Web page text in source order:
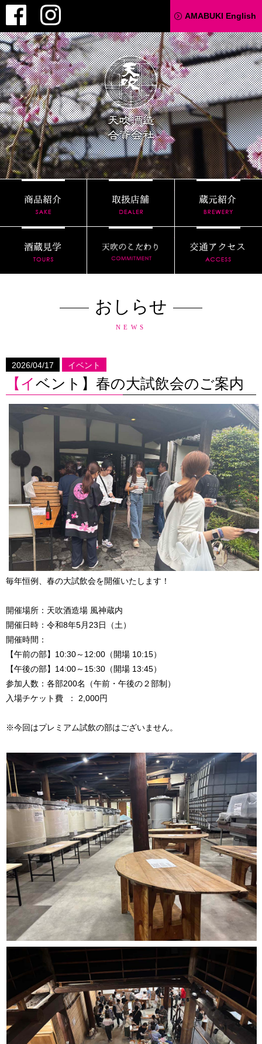
Facebook AMABUKI English
天吹酒造
おしらせ
NEWS
2026/04/17 イベント
【イベント】春の大試飲会のご案内
毎年恒例、春の大試飲会を開催いたします！
開催場所：天吹酒造場 風神蔵内
開催日時：令和8年5月23日（土）
開催時間：
【午前の部】10:30～12:00（開場 10:15）
【午後の部】14:00～15:30（開場 13:45）
参加人数：各部200名（午前・午後の２部制）
入場チケット費 ： 2,000円
※今回はプレミアム試飲の部はございません。